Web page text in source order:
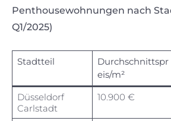
Penthousewohnungen nach
Q1/2025)
Stadtteil
Durchschnittspr
eis/m²
Düsseldorf
Carlstadt
10.900 €